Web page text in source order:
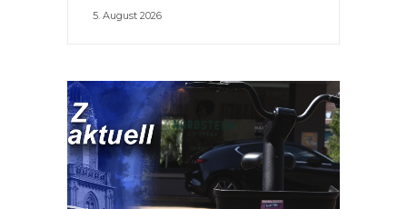
5. August 2026